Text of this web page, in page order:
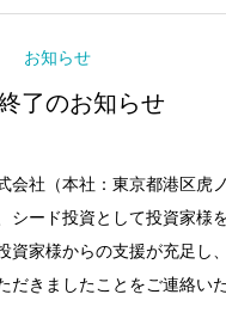
お知らせ
了のお知らせ
会社（本社：東京都港区虎
シード投資として投資家様
資家様からの支援が充足し
だきましたことをご連絡い